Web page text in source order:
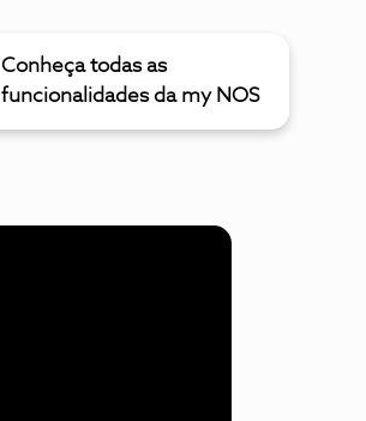
Conheça todas as
funcionalidades da my NOS